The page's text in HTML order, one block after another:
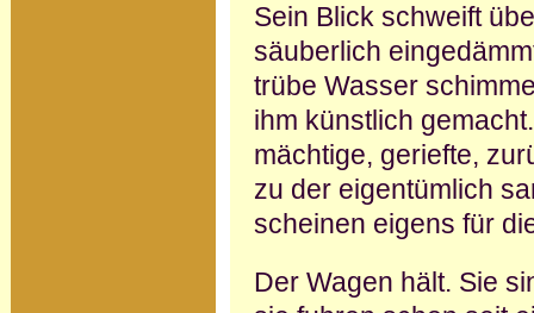
Sein Blick schweift
säuberlich
trübe Wasser
ihm künstlich
mächtige, geriefte,
zu der eigentümlich
scheinen eigens für
Der Wagen hält. Sie